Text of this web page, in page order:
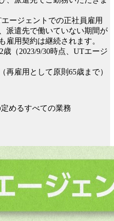
ージェントでの正社員雇用
派遣先で働いていない期間が
雇用契約は継続されます。
（2023/9/30時点、UTエージ
雇用として原則65歳まで）
めるすべての業務